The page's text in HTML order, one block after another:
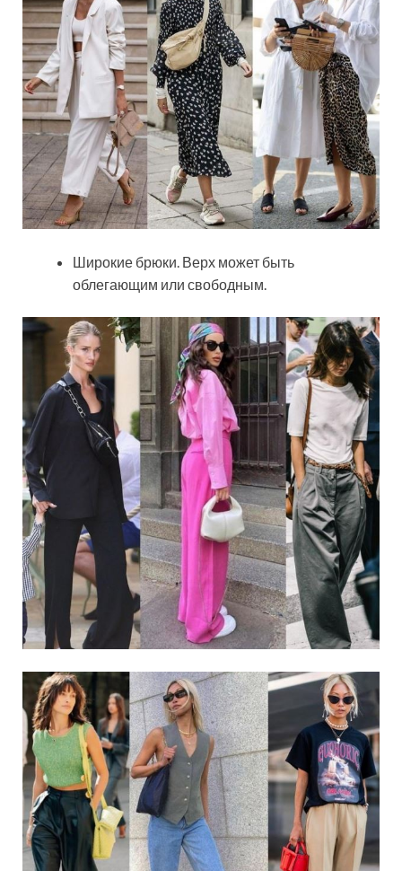
Широкие брюки. Верх может быть
облегающим или свободным.